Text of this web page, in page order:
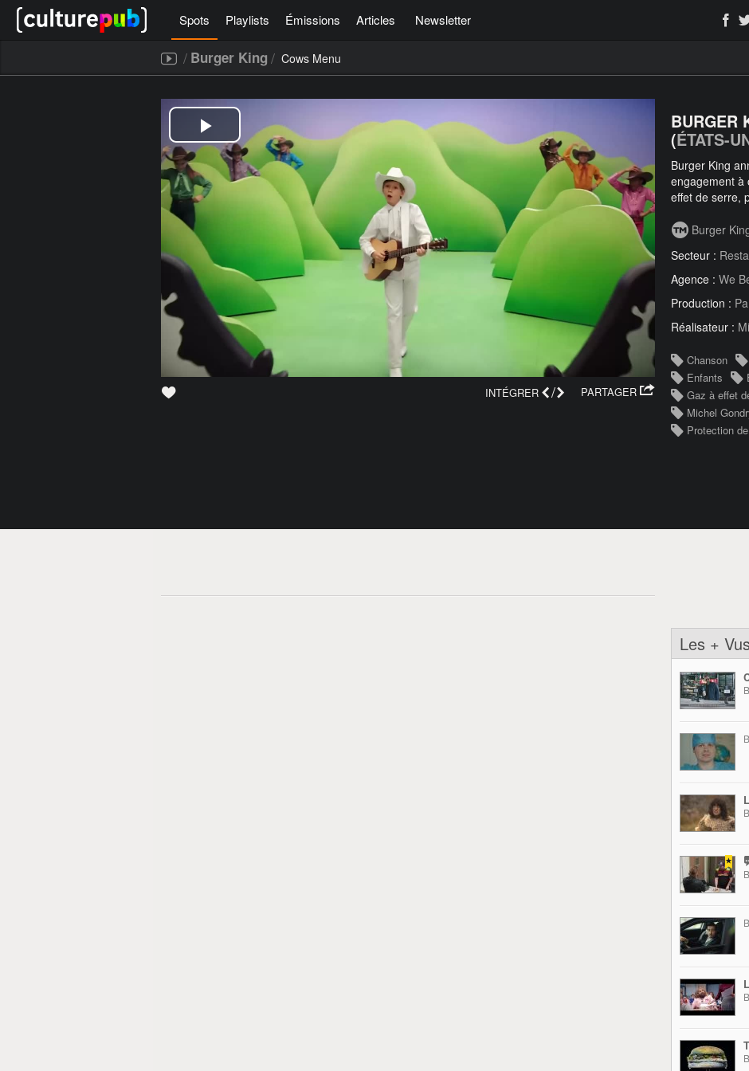
Spots Playlists Émissions Articles Newsletter
/ Burger King / Cows Menu
PARTAGER
INTÉGRER /
BURGER
(ÉTATS-
Burger King
engagement à
effet de serre,
Burger
Secteur :
Agence : We
Production :
Réalisateur :
Chanson
Enfants
Gaz à effet
Michel
Protection
Les + Vus